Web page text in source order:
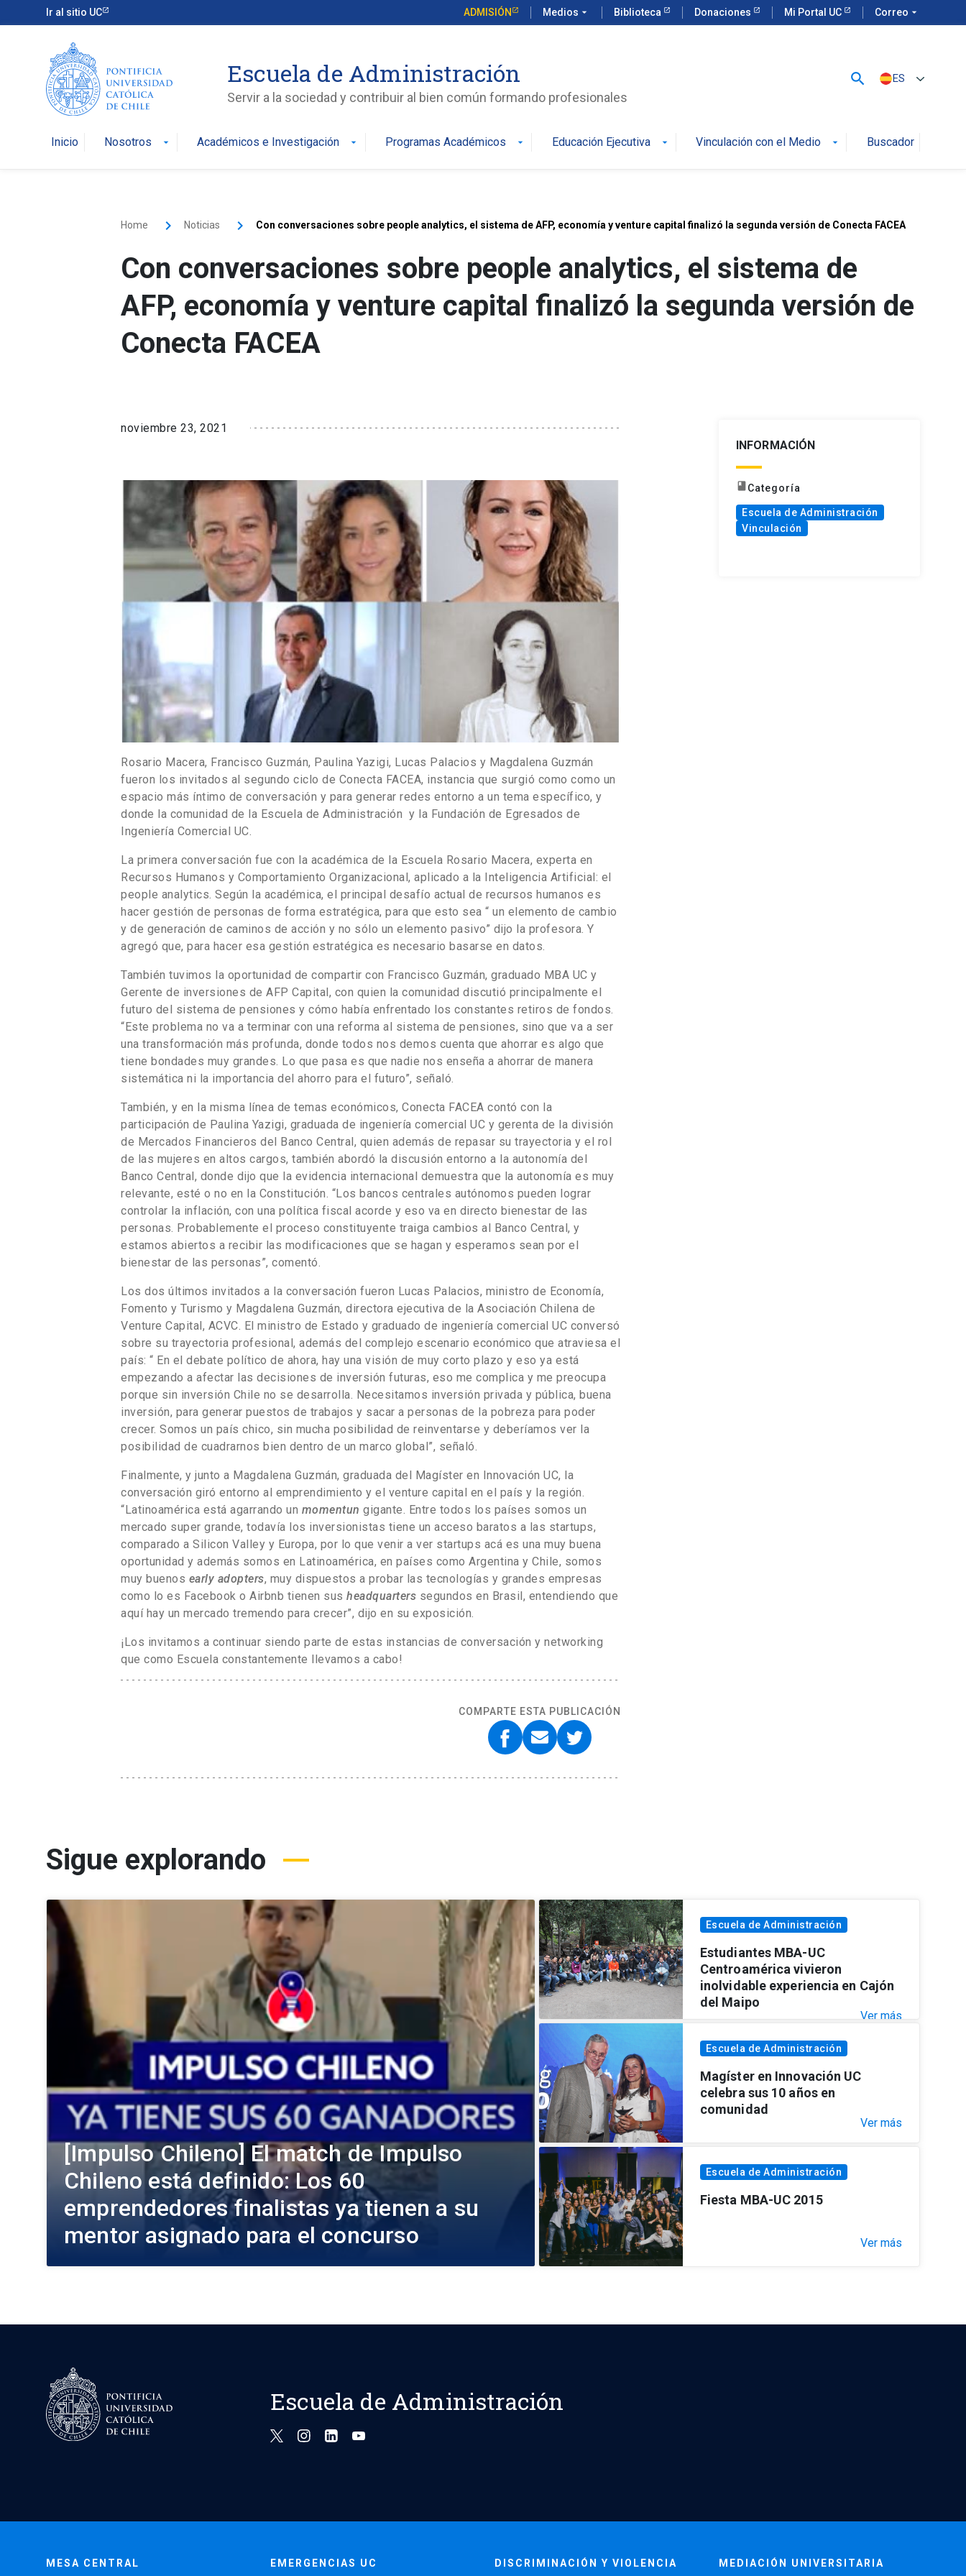
Ir al sitio UC ADMISIÓN Medios arrow_drop_down Biblioteca Donaciones Mi Portal UC Correo arrow_drop_down
Escuela de Administración
Servir a la sociedad y contribuir al bien común formando profesionales
search ES
Inicio Nosotros arrow_drop_down Académicos e Investigación arrow_drop_down Programas Académicos arrow_drop_down Educación Ejecutiva arrow_drop_down Vinculación con el Medio arrow_drop_down Buscador
Home Noticias Con conversaciones sobre people analytics, el sistema de AFP, economía y venture capital finalizó la segunda versión de Conecta FACEA
Con conversaciones sobre people analytics, el sistema de
AFP, economía y venture capital finalizó la segunda versión de
Conecta FACEA
noviembre 23, 2021
Rosario Macera, Francisco Guzmán, Paulina Yazigi, Lucas Palacios y Magdalena Guzmán
fueron los invitados al segundo ciclo de Conecta FACEA, instancia que surgió como como un
espacio más íntimo de conversación y para generar redes entorno a un tema específico, y
donde la comunidad de la Escuela de Administración y la Fundación de Egresados de
Ingeniería Comercial UC.
La primera conversación fue con la académica de la Escuela Rosario Macera, experta en
Recursos Humanos y Comportamiento Organizacional, aplicado a la Inteligencia Artificial: el
people analytics. Según la académica, el principal desafío actual de recursos humanos es
hacer gestión de personas de forma estratégica, para que esto sea “ un elemento de cambio
y de generación de caminos de acción y no sólo un elemento pasivo” dijo la profesora. Y
agregó que, para hacer esa gestión estratégica es necesario basarse en datos.
También tuvimos la oportunidad de compartir con Francisco Guzmán, graduado MBA UC y
Gerente de inversiones de AFP Capital, con quien la comunidad discutió principalmente el
futuro del sistema de pensiones y cómo había enfrentado los constantes retiros de fondos.
“Este problema no va a terminar con una reforma al sistema de pensiones, sino que va a ser
una transformación más profunda, donde todos nos demos cuenta que ahorrar es algo que
tiene bondades muy grandes. Lo que pasa es que nadie nos enseña a ahorrar de manera
sistemática ni la importancia del ahorro para el futuro”, señaló.
También, y en la misma línea de temas económicos, Conecta FACEA contó con la
participación de Paulina Yazigi, graduada de ingeniería comercial UC y gerenta de la división
de Mercados Financieros del Banco Central, quien además de repasar su trayectoria y el rol
de las mujeres en altos cargos, también abordó la discusión entorno a la autonomía del
Banco Central, donde dijo que la evidencia internacional demuestra que la autonomía es muy
relevante, esté o no en la Constitución. “Los bancos centrales autónomos pueden lograr
controlar la inflación, con una política fiscal acorde y eso va en directo bienestar de las
personas. Probablemente el proceso constituyente traiga cambios al Banco Central, y
estamos abiertos a recibir las modificaciones que se hagan y esperamos sean por el
bienestar de las personas”, comentó.
Los dos últimos invitados a la conversación fueron Lucas Palacios, ministro de Economía,
Fomento y Turismo y Magdalena Guzmán, directora ejecutiva de la Asociación Chilena de
Venture Capital, ACVC. El ministro de Estado y graduado de ingeniería comercial UC conversó
sobre su trayectoria profesional, además del complejo escenario económico que atraviesa el
país: “ En el debate político de ahora, hay una visión de muy corto plazo y eso ya está
empezando a afectar las decisiones de inversión futuras, eso me complica y me preocupa
porque sin inversión Chile no se desarrolla. Necesitamos inversión privada y pública, buena
inversión, para generar puestos de trabajos y sacar a personas de la pobreza para poder
crecer. Somos un país chico, sin mucha posibilidad de reinventarse y deberíamos ver la
posibilidad de cuadrarnos bien dentro de un marco global”, señaló.
Finalmente, y junto a Magdalena Guzmán, graduada del Magíster en Innovación UC, la
conversación giró entorno al emprendimiento y el venture capital en el país y la región.
“Latinoamérica está agarrando un momentun gigante. Entre todos los países somos un
mercado super grande, todavía los inversionistas tiene un acceso baratos a las startups,
comparado a Silicon Valley y Europa, por lo que venir a ver startups acá es una muy buena
oportunidad y además somos en Latinoamérica, en países como Argentina y Chile, somos
muy buenos early adopters, muy dispuestos a probar las tecnologías y grandes empresas
como lo es Facebook o Airbnb tienen sus headquarters segundos en Brasil, entendiendo que
aquí hay un mercado tremendo para crecer”, dijo en su exposición.
¡Los invitamos a continuar siendo parte de estas instancias de conversación y networking
que como Escuela constantemente llevamos a cabo!
COMPARTE ESTA PUBLICACIÓN
INFORMACIÓN
bookCategoría
Escuela de Administración
Vinculación
Sigue explorando
[Impulso Chileno] El match de Impulso
Chileno está definido: Los 60
emprendedores finalistas ya tienen a su
mentor asignado para el concurso
Escuela de Administración
Estudiantes MBA-UC
Centroamérica vivieron
inolvidable experiencia en Cajón
del Maipo
Ver más
Escuela de Administración
Magíster en Innovación UC
celebra sus 10 años en
comunidad
Ver más
Escuela de Administración
Fiesta MBA-UC 2015
Ver más
Escuela de Administración
MESA CENTRAL EMERGENCIAS UC DISCRIMINACIÓN Y VIOLENCIA MEDIACIÓN UNIVERSITARIA